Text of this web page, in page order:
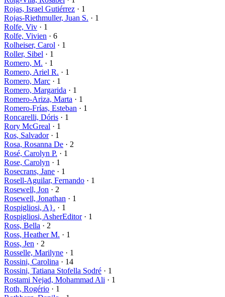
Rojas, Israel Gutiérrez · 1
Rojas-Riethmuller, Juan S. · 1
Rolfe, Viv · 1
Rolfe, Vivien · 6
Rolheiser, Carol · 1
Roller, Sibel · 1
Romero, M. · 1
Romero, Ariel R. · 1
Romero, Marc · 1
Romero, Margarida · 1
Romero-Ariza, Marta · 1
Romero-Frías, Esteban · 1
Roncarelli, Dóris · 1
Rory McGreal · 1
Ros, Salvador· 1
Rosa, Rosanna De · 2
Rosé, Carolyn P. · 1
Rose, Carolyn · 1
Rosecrans, Jane · 1
Rosell-Aguilar, Fernando · 1
Rosewell, Jon · 2
Rosewell, Jonathan · 1
Rospigliosi, A}. · 1
Rospigliosi, AsherEditor· 1
Ross, Bella · 2
Ross, Heather M. · 1
Ross, Jen · 2
Rosselle, Marilyne · 1
Rossini, Carolina · 14
Rossini, Tatiana Stofella Sodré · 1
Rostami Nejad, Mohammad Ali · 1
Roth, Rogério · 1